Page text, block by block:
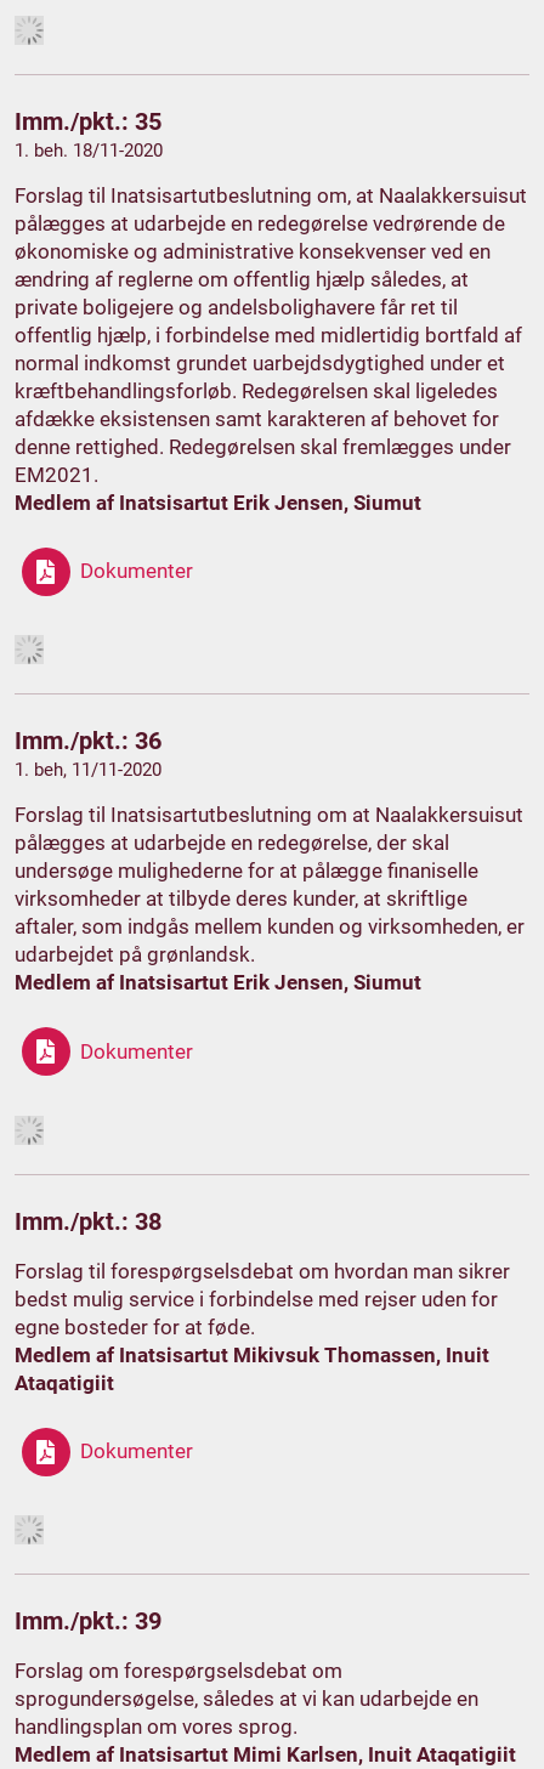
Imm./pkt.: 35
1. beh. 18/11-2020
Forslag til Inatsisartutbeslutning om, at Naalakkersuisut
pålægges at udarbejde en redegørelse vedrørende de
økonomiske og administrative konsekvenser ved en
ændring af reglerne om offentlig hjælp således, at
private boligejere og andelsbolighavere får ret til
offentlig hjælp, i forbindelse med midlertidig bortfald af
normal indkomst grundet uarbejdsdygtighed under et
kræftbehandlingsforløb. Redegørelsen skal ligeledes
afdække eksistensen samt karakteren af behovet for
denne rettighed. Redegørelsen skal fremlægges under
EM2021.
Medlem af Inatsisartut Erik Jensen, Siumut
Dokumenter
Imm./pkt.: 36
1. beh, 11/11-2020
Forslag til Inatsisartutbeslutning om at Naalakkersuisut
pålægges at udarbejde en redegørelse, der skal
undersøge mulighederne for at pålægge finaniselle
virksomheder at tilbyde deres kunder, at skriftlige
aftaler, som indgås mellem kunden og virksomheden, er
udarbejdet på grønlandsk.
Medlem af Inatsisartut Erik Jensen, Siumut
Dokumenter
Imm./pkt.: 38
Forslag til forespørgselsdebat om hvordan man sikrer
bedst mulig service i forbindelse med rejser uden for
egne bosteder for at føde.
Medlem af Inatsisartut Mikivsuk Thomassen, Inuit
Ataqatigiit
Dokumenter
Imm./pkt.: 39
Forslag om forespørgselsdebat om
sprogundersøgelse, således at vi kan udarbejde en
handlingsplan om vores sprog.
Medlem af Inatsisartut Mimi Karlsen, Inuit Ataqatigiit